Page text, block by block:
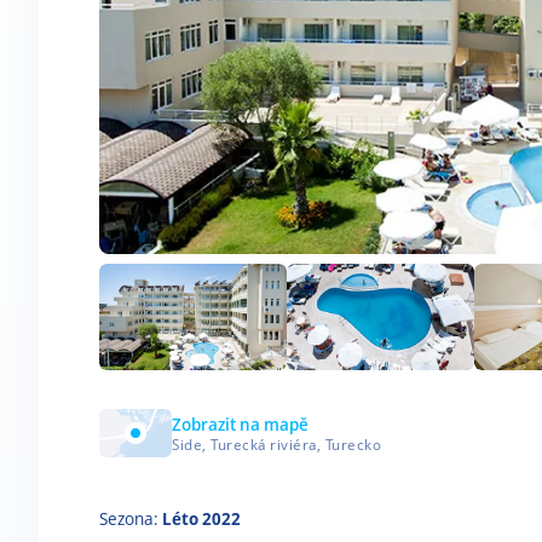
Zobrazit na mapě
Side, Turecká riviéra, Turecko
Sezona: Léto 2022